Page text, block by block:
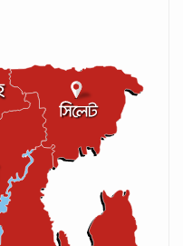
২০ বছরের জন্য নিষিদ্ধ ঘোষণা
২০, ২০২৪
৩ কোচের স্বীকৃতি পেলেন
১৭, ২০২৪